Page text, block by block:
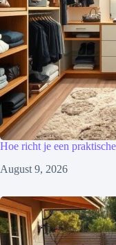
Hoe richt je een
August 9, 2026